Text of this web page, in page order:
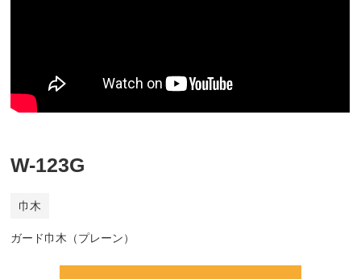
W-123G
巾木
ガード巾木（プレーン）